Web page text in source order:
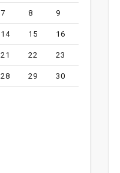
7 8 9
14 15 16
21 22 23
28 29 30